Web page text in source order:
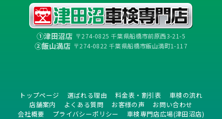
①津田沼店 〒274-0825 千葉県船橋市前原西3-21-5
②飯山満店 〒274-0822 千葉県船橋市飯山満町1-117
トップページ 選ばれる理由 料金表・割引表
車検の流れ
店舗案内
よくある質問 お客様の声
お問い合わせ
会社概要
プライバシーポリシー
車検専門店広場(津田沼店)